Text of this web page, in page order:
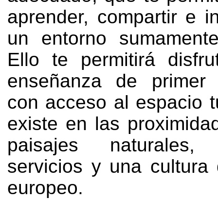
aprender, compartir e
un entorno
Ello te permitirá
enseñanza de
con acceso al espacio
existe en las
paisajes naturales
servicios y una cultura
europeo.